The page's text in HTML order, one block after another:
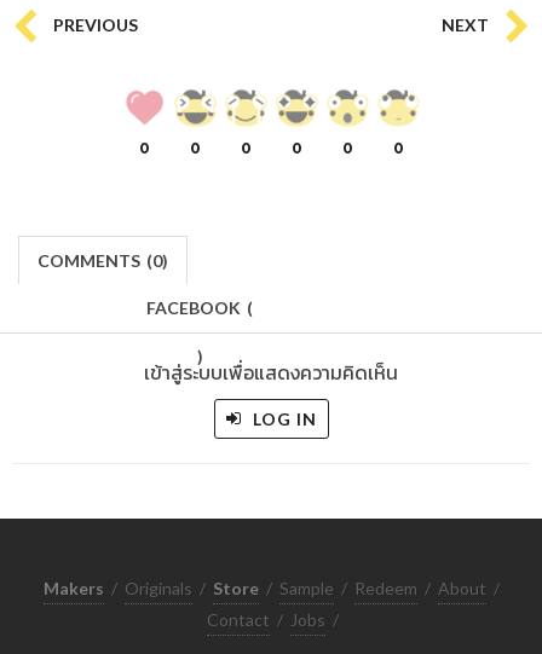
PREVIOUS NEXT
0 0 0 0 0 0
COMMENTS (0)
FACEBOOK (
)
เข้าสู่ระบบเพื่อแสดงความคิดเห็น
LOG IN
Makers / Originals / Store / Sample / Redeem / About /
Contact / Jobs /